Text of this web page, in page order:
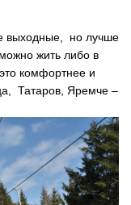
выходные, но лучше
жить либо в
комфортнее и
Татаров, Яремче –